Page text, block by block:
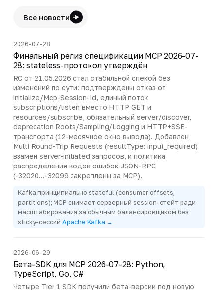
Все новости
2026-07-28
Финальный релиз спецификации MCP 2026-07-
28: stateless-протокол утверждён
RC от 21.05.2026 стал стабильной спекой без
изменений по сути: подтверждены отказ от
initialize/Mcp-Session-Id, единый поток
subscriptions/listen вместо HTTP GET и
resources/subscribe, обязательный server/discover,
deprecation Roots/Sampling/Logging и HTTP+SSE-
транспорта (12-месячное окно вывода). Добавлен
Multi Round-Trip Requests (resultType: input_required)
взамен server-initiated запросов, и политика
распределения кодов ошибок JSON-RPC
(-32020…-32099 закреплены за MCP).
Kafka принципиально stateful (consumer offsets,
partitions); MCP снимает серверный session-стейт ради
масштабирования за обычным балансировщиком без
sticky-сессий Apache Kafka →
2026-06-29
Бета-SDK для MCP 2026-07-28: Python,
TypeScript, Go, C#
Четыре Tier 1 SDK получили бета-версии под новую